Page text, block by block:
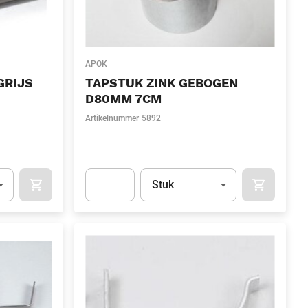
APOK.CATEGORY.PRODUCTS.CART.ADDTOCART
APOK
TAPSTUK ZINK GEBOGEN
D80MM 7CM
Artikelnummer 5892
Eenheid
Stuk